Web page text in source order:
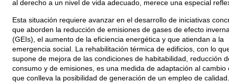
al derecho a un nivel de vida adecuado, merece una especial
Esta situación requiere avanzar en el desarrollo de iniciativas
que aborden la reducción de emisiones de gases de efecto
(GEIs), el aumento de la eficiencia energética y que atiendan a la
emergencia social. La rehabilitación térmica de edificios, con lo
supone de mejora de las condiciones de habitabilidad, reducción
consumo y de emisiones, es una medida de adaptación al cambio
que conlleva la posibilidad de generación de un empleo de